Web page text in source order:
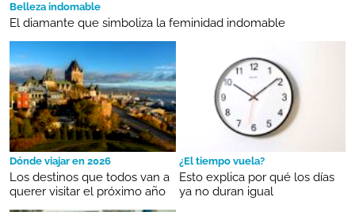
Belleza indomable
El diamante que simboliza la feminidad indomable
Dónde viajar en 2026
Los destinos que todos van a
querer visitar el próximo año
¿El tiempo vuela?
Esto explica por qué los días
ya no duran igual